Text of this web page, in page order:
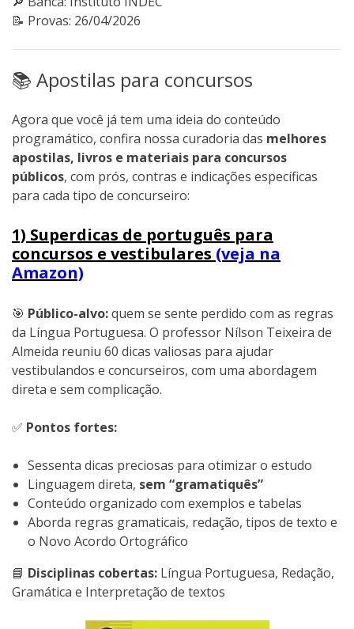
📝 Provas: 26/04/2026
📚 Apostilas para concursos
Agora que você já tem uma ideia do conteúdo
programático, confira nossa curadoria das melhores
apostilas, livros e materiais para concursos
públicos, com prós, contras e indicações específicas
para cada tipo de concurseiro:
1) Superdicas de português para
concursos e vestibulares (veja na
Amazon)
🎯 Público-alvo:quem se sente perdido com as regras
da Língua Portuguesa. O professor Nílson Teixeira de
Almeida reuniu 60 dicas valiosas para ajudar
vestibulandos e concurseiros, com uma abordagem
direta e sem complicação.
✅ Pontos fortes:
Sessenta dicas preciosas para otimizar o estudo
Linguagem direta, sem “gramatiquês”
Conteúdo organizado com exemplos e tabelas
Aborda regras gramaticais, redação, tipos de texto e
o Novo Acordo Ortográfico
📘 Disciplinas cobertas: Língua Portuguesa, Redação,
Gramática e Interpretação de textos